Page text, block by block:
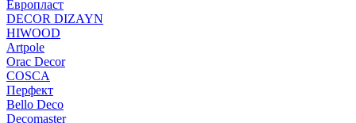
Европласт
DECOR DIZAYN
HIWOOD
Artpole
Orac Decor
COSCA
Перфект
Bello Deco
Decomaster